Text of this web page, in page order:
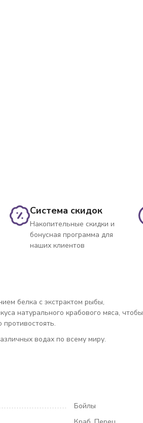
Система скидок
Накопительные скидки и
бонусная программа для
наших клиентов
белка с экстрактом рыбы,
натурального крабового мяса, чтобы
водах по всему миру.
Бойлы